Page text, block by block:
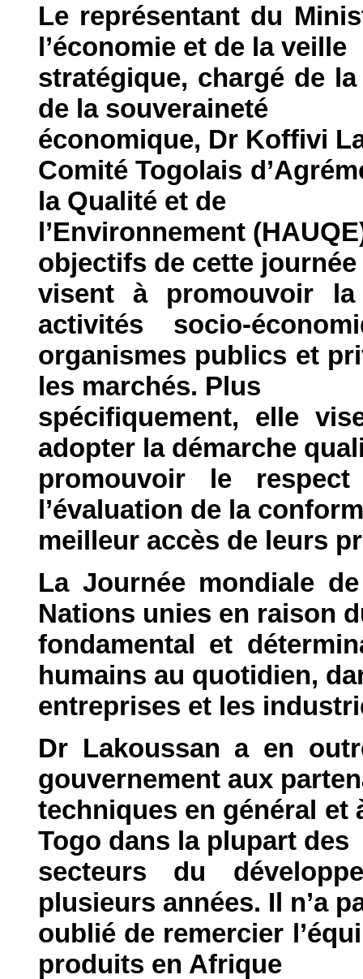
Le représentant du
l’économie et de la veille
stratégique, chargé de
de la souveraineté
économique, Dr Koffivi
Comité Togolais
la Qualité et de
l’Environnement
objectifs de cette journée
visent à promouvoir
activités socio-
organismes publics et
les marchés. Plus
spécifiquement, elle
adopter la démarche
promouvoir le
l’évaluation de la
meilleur accès de leurs
La Journée mondiale
Nations unies en raison
fondamental et
humains au quotidien,
entreprises et les
Dr Lakoussan a en
gouvernement aux
techniques en général et
Togo dans la plupart des
secteurs du
plusieurs années. Il n’a
oublié de remercier
produits en Afrique